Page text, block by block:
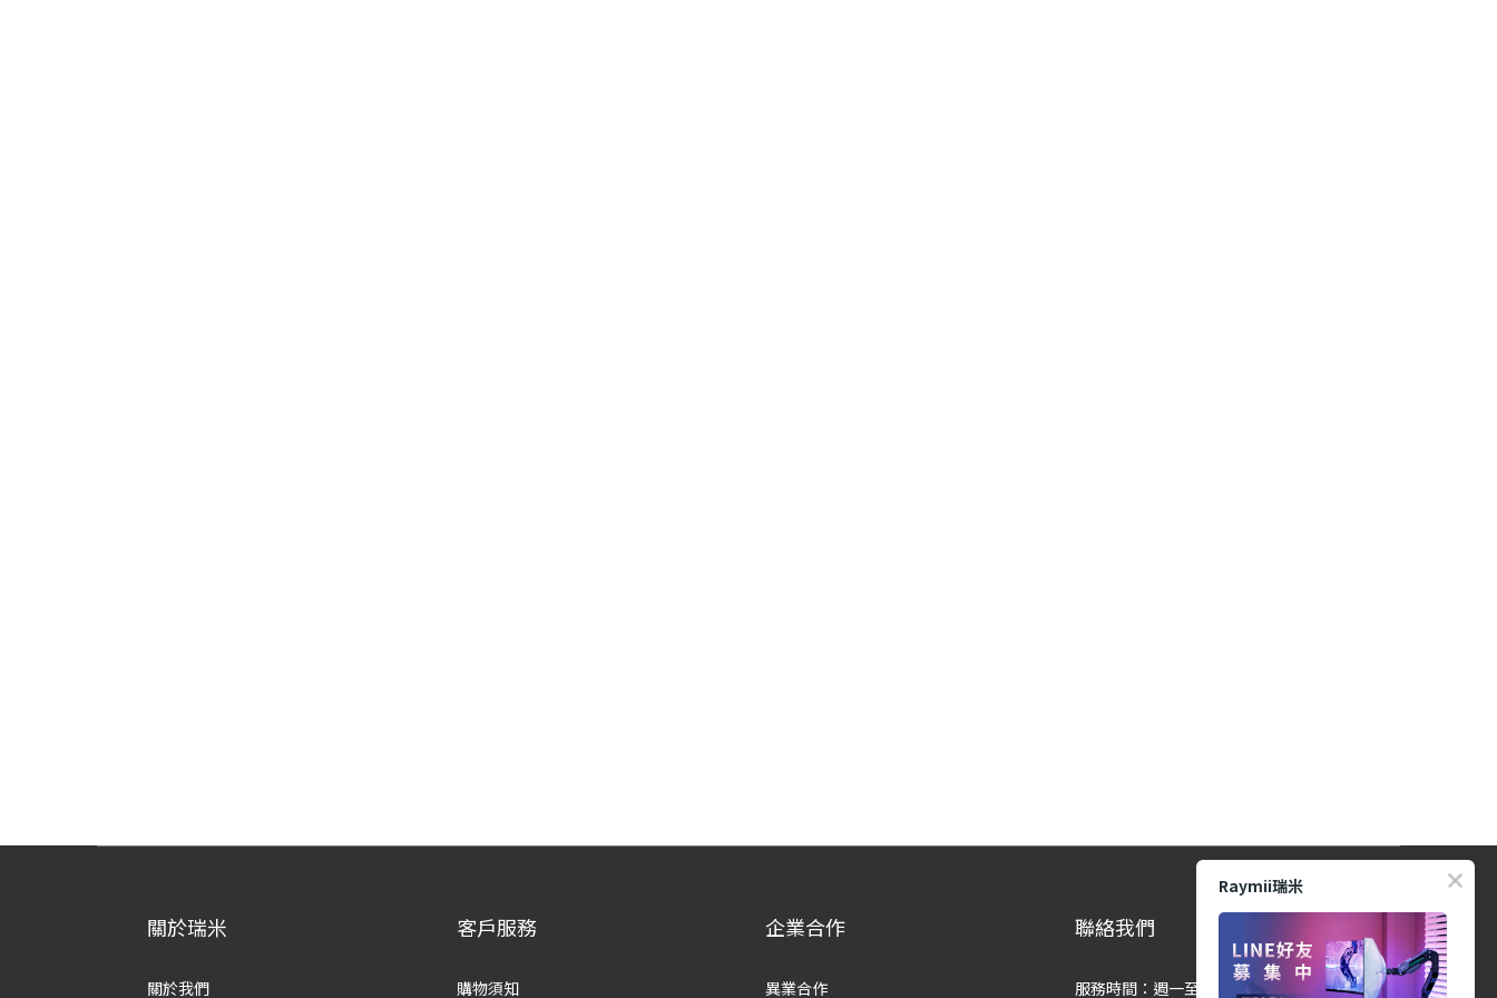
關於瑞米
關於我們
客戶服務
購物須知
企業合作
異業合作
聯絡我們
服務時間：週一至週五 9:00-12:00、
Raymii瑞米